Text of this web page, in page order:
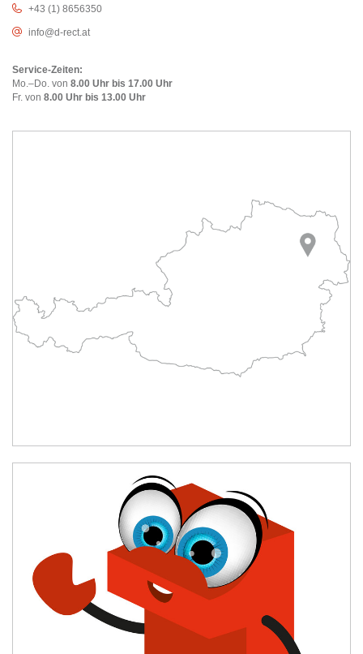
+43 (1) 8656350
info@d-rect.at
Service-Zeiten:
Mo.–Do. von 8.00 Uhr bis 17.00 Uhr
Fr. von 8.00 Uhr bis 13.00 Uhr